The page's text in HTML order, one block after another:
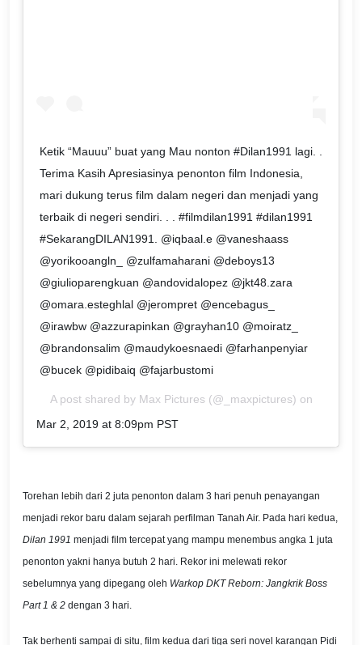
Ketik “Mauuu” buat yang Mau nonton #Dilan1991 lagi. .
Terima Kasih Apresiasinya penonton film Indonesia,
mari dukung terus film dalam negeri dan menjadi yang
terbaik di negeri sendiri. . . #filmdilan1991 #dilan1991
#SekarangDILAN1991. @iqbaal.e @vaneshaass
@yorikooangln_ @zulfamaharani @deboys13
@giulioparengkuan @andovidalopez @jkt48.zara
@omara.esteghlal @jerompret @encebagus_
@irawbw @azzurapinkan @grayhan10 @moiratz_
@brandonsalim @maudykoesnaedi @farhanpenyiar
@bucek @pidibaiq @fajarbustomi
A post shared by Max Pictures (@_maxpictures) on
Mar 2, 2019 at 8:09pm PST
Torehan lebih dari 2 juta penonton dalam 3 hari penuh penayangan
menjadi rekor baru dalam sejarah perfilman Tanah Air. Pada hari kedua,
Dilan 1991 menjadi film tercepat yang mampu menembus angka 1 juta
penonton yakni hanya butuh 2 hari. Rekor ini melewati rekor
sebelumnya yang dipegang oleh Warkop DKT Reborn: Jangkrik Boss
Part 1 & 2 dengan 3 hari.
Tak berhenti sampai di situ, film kedua dari tiga seri novel karangan Pidi